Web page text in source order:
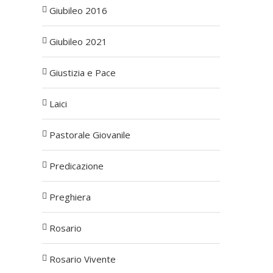
Giubileo 2016
Giubileo 2021
Giustizia e Pace
Laici
Pastorale Giovanile
Predicazione
Preghiera
Rosario
Rosario Vivente